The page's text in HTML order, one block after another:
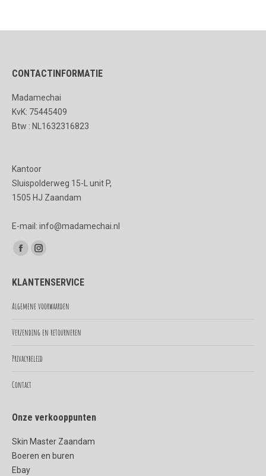
CONTACTINFORMATIE
Madamechai
KvK: 75445409
Btw : NL1632316823
Kantoor
Sluispolderweg 15-L unit P,
1505 HJ Zaandam
E-mail: info@madamechai.nl
Vind ons op:
Facebook
opens
in
window
Instagram
opens
in
window
KLANTENSERVICE
Algemene voorwaarden
Verzending en retourneren
Privacybeleid
Contact
Onze verkooppunten
Skin Master Zaandam
Boeren en buren
Ebay